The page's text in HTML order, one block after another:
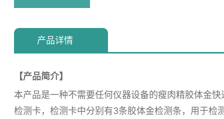
产品详情
【产品简介】
本产品是一种不需要任何仪器设备的瘦肉精胶体金快
检测卡，检测卡中分别有3条胶体金检测条，用于检